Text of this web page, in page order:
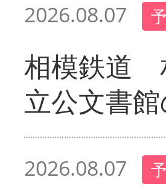
2026.08.07
相模鉄道
立公文書
2026.08.07